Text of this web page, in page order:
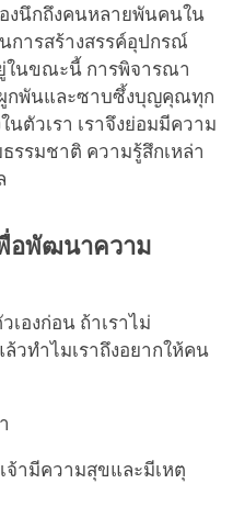
งนึกถึงคนหลายพันคนใน
การสร้างสรรค์อุปกรณ์
ในขณะนี้ การพิจารณา
ผูกพันและซาบซึ้งบุญคุณทุก
ตัวเรา เราจึงย่อมมีความ
รรมชาติ ความรู้สึกเหล่า
อพัฒนาความ
องก่อน ถ้าเราไม่
วทำไมเราถึงอยากให้คน
จ้ามีความสุขและมีเหตุ